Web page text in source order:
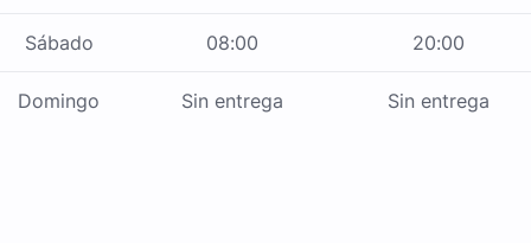
Sábado 08:00 20:00
Domingo Sin entrega Sin entrega